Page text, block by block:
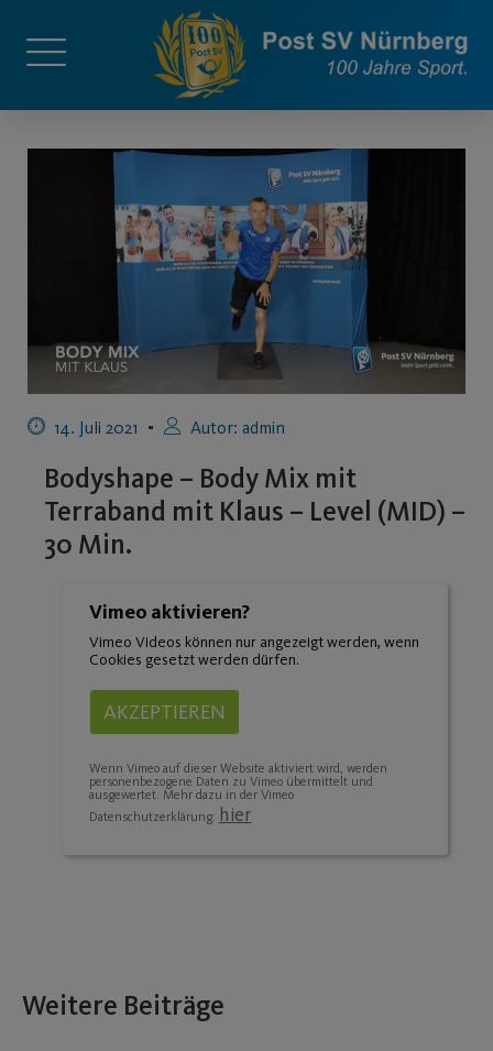
14. Juli 2021 Autor: admin
Bodyshape – Body Mix mit
Terraband mit Klaus – Level (MID) –
30 Min.
Vimeo aktivieren?
Vimeo Videos können nur angezeigt werden, wenn
Cookies gesetzt werden dürfen.
AKZEPTIEREN
Wenn Vimeo auf dieser Website aktiviert wird, werden
personenbezogene Daten zu Vimeo übermittelt und
ausgewertet. Mehr dazu in der Vimeo
Datenschutzerklärung: hier
Weitere Beiträge